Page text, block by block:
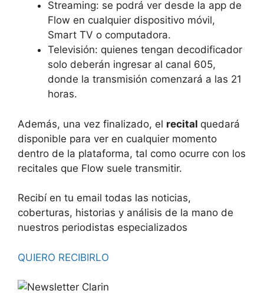
Streaming: se podrá ver desde la app de
Flow en cualquier dispositivo móvil,
Smart TV o computadora.
Televisión: quienes tengan decodificador
solo deberán ingresar al canal 605,
donde la transmisión comenzará a las 21
horas.
Además, una vez finalizado, el recital quedará
disponible para ver en cualquier momento
dentro de la plataforma, tal como ocurre con los
recitales que Flow suele transmitir.
Recibí en tu email todas las noticias,
coberturas, historias y análisis de la mano de
nuestros periodistas especializados
QUIERO RECIBIRLO